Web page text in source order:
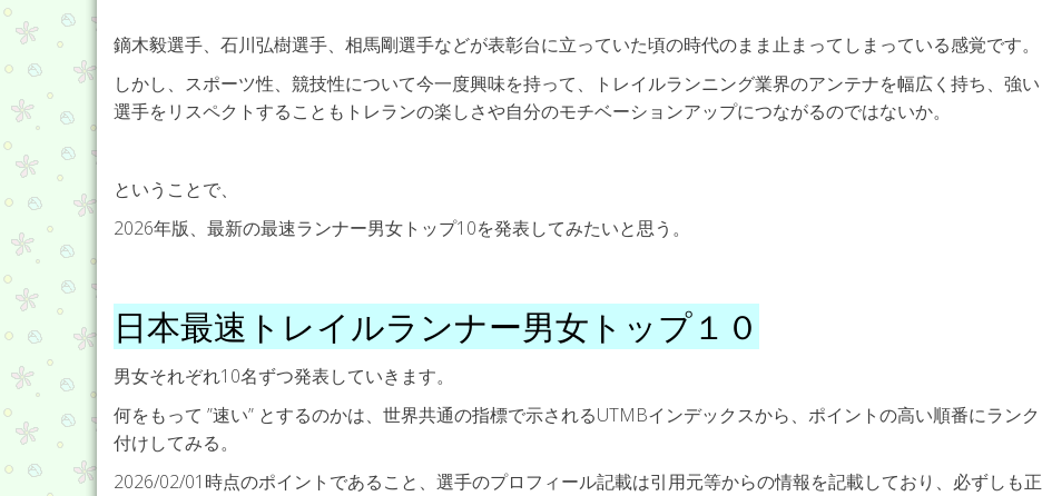
鏑木毅選手、石川弘樹選手、相馬剛選手などが表彰台に立っていた頃の時代のまま止まってしまっている感覚です。
しかし、スポーツ性、競技性について今一度興味を持って、トレイルランニング業界のアンテナを幅広く持ち、強い
選手をリスペクトすることもトレランの楽しさや自分のモチベーションアップにつながるのではないか。
ということで、
2026年版、最新の最速ランナー男女トップ10を発表してみたいと思う。
日本最速トレイルランナー男女トップ１０
男女それぞれ10名ずつ発表していきます。
何をもって ”速い” とするのかは、世界共通の指標で示されるUTMBインデックスから、ポイントの高い順番にランク
付けしてみる。
2026/02/01時点のポイントであること、選手のプロフィール記載は引用元等からの情報を記載しており、必ずしも正